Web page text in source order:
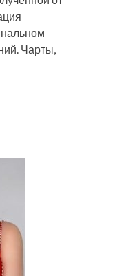
Чарты,